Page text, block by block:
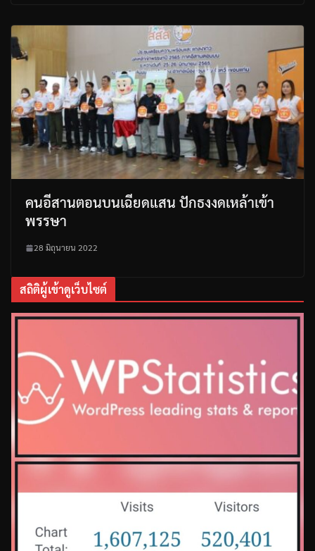
คนอีสานตอนบนเฉียดแสน ปักธงงดเหล้าเข้า
พรรษา
28 มิถุนายน 2022
สถิติผู้เข้าดูเว็บไซต์